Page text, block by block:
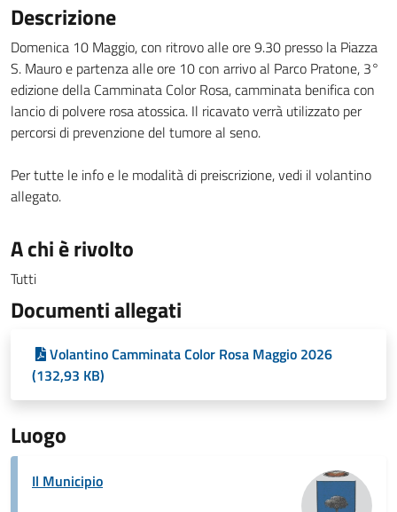
Descrizione
Domenica 10 Maggio, con ritrovo alle ore 9.30 presso la Piazza
S. Mauro e partenza alle ore 10 con arrivo al Parco Pratone, 3°
edizione della Camminata Color Rosa, camminata benifica con
lancio di polvere rosa atossica. Il ricavato verrà utilizzato per
percorsi di prevenzione del tumore al seno.
Per tutte le info e le modalità di preiscrizione, vedi il volantino
allegato.
A chi è rivolto
Tutti
Documenti allegati
Volantino Camminata Color Rosa Maggio 2026
(132,93 KB)
Luogo
Il Municipio